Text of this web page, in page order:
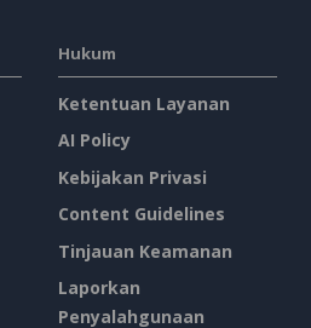
Hukum
Ketentuan Layanan
AI Policy
Kebijakan Privasi
Content Guidelines
Tinjauan Keamanan
Laporkan
Penyalahgunaan